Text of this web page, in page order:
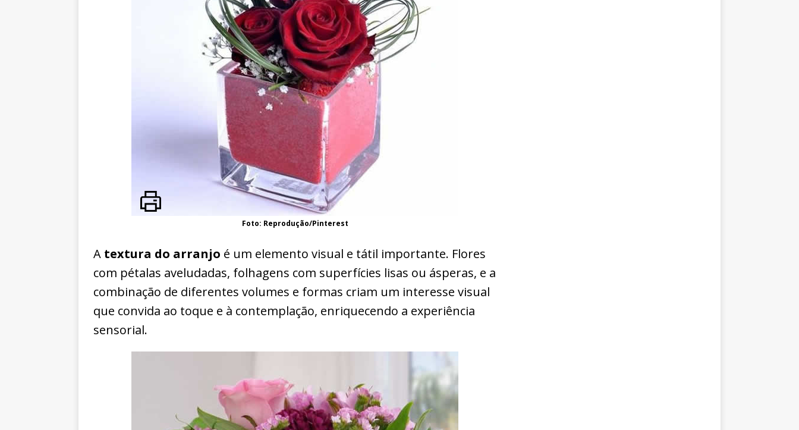
Foto: Reprodução/Pinterest
A textura do arranjo é um elemento visual e tátil importante. Flores
com pétalas aveludadas, folhagens com superfícies lisas ou ásperas, e a
combinação de diferentes volumes e formas criam um interesse visual
que convida ao toque e à contemplação, enriquecendo a experiência
sensorial.